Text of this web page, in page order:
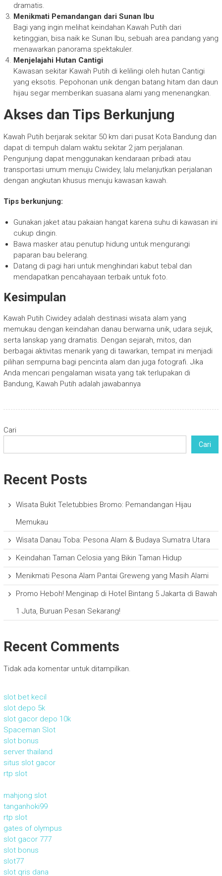
dramatis.
Menikmati Pemandangan dari Sunan Ibu
Bagi yang ingin melihat keindahan Kawah Putih dari
ketinggian, bisa naik ke Sunan Ibu, sebuah area pandang yang
menawarkan panorama spektakuler.
Menjelajahi Hutan Cantigi
Kawasan sekitar Kawah Putih di kelilingi oleh hutan Cantigi
yang eksotis. Pepohonan unik dengan batang hitam dan daun
hijau segar memberikan suasana alami yang menenangkan.
Akses dan Tips Berkunjung
Kawah Putih berjarak sekitar 50 km dari pusat Kota Bandung dan
dapat di tempuh dalam waktu sekitar 2 jam perjalanan.
Pengunjung dapat menggunakan kendaraan pribadi atau
transportasi umum menuju Ciwidey, lalu melanjutkan perjalanan
dengan angkutan khusus menuju kawasan kawah.
Tips berkunjung:
Gunakan jaket atau pakaian hangat karena suhu di kawasan ini
cukup dingin.
Bawa masker atau penutup hidung untuk mengurangi
paparan bau belerang.
Datang di pagi hari untuk menghindari kabut tebal dan
mendapatkan pencahayaan terbaik untuk foto.
Kesimpulan
Kawah Putih Ciwidey adalah destinasi wisata alam yang
memukau dengan keindahan danau berwarna unik, udara sejuk,
serta lanskap yang dramatis. Dengan sejarah, mitos, dan
berbagai aktivitas menarik yang di tawarkan, tempat ini menjadi
pilihan sempurna bagi pencinta alam dan juga fotografi. Jika
Anda mencari pengalaman wisata yang tak terlupakan di
Bandung, Kawah Putih adalah jawabannya
Cari
Cari
Recent Posts
Wisata Bukit Teletubbies Bromo: Pemandangan Hijau
Memukau
Wisata Danau Toba: Pesona Alam & Budaya Sumatra Utara
Keindahan Taman Celosia yang Bikin Taman Hidup
Menikmati Pesona Alam Pantai Greweng yang Masih Alami
Promo Heboh! Menginap di Hotel Bintang 5 Jakarta di Bawah
1 Juta, Buruan Pesan Sekarang!
Recent Comments
Tidak ada komentar untuk ditampilkan.
slot bet kecil
slot depo 5k
slot gacor depo 10k
Spaceman Slot
slot bonus
server thailand
situs slot gacor
rtp slot
mahjong slot
tanganhoki99
rtp slot
gates of olympus
slot gacor 777
slot bonus
slot77
slot qris dana